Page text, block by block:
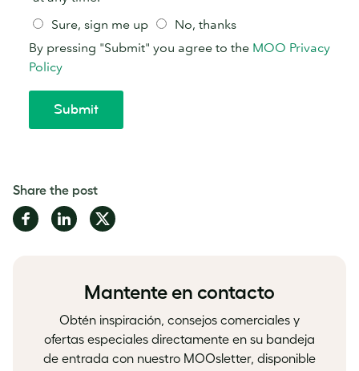
Share the post
Share Share Share
Mantente en contacto
Obtén inspiración, consejos comerciales y
ofertas especiales directamente en su bandeja
de entrada con nuestro MOOsletter, disponible